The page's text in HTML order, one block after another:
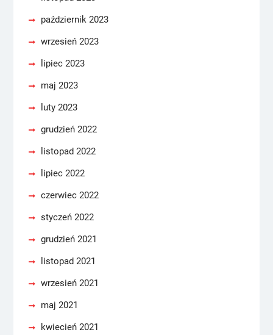
październik 2023
wrzesień 2023
lipiec 2023
maj 2023
luty 2023
grudzień 2022
listopad 2022
lipiec 2022
czerwiec 2022
styczeń 2022
grudzień 2021
listopad 2021
wrzesień 2021
maj 2021
kwiecień 2021